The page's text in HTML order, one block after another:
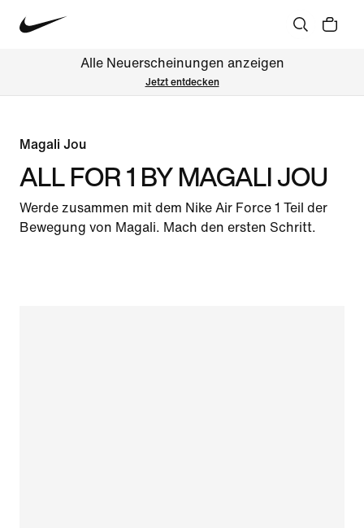
Alle Neuerscheinungen anzeigen
Jetzt entdecken
Magali Jou
ALL FOR 1 BY MAGALI JOU
Werde zusammen mit dem Nike Air Force 1 Teil der
Bewegung von Magali. Mach den ersten Schritt.